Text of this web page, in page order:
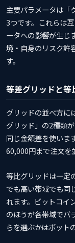
主要パラメータは「
3つです。これらは
ータへの影響が生じ
境・自身のリスク許
す。
等差グリッドと等
グリッドの並べ方に
グリッド」の2種類
同じ金額差を使いま
60,000円まで注文を
等比グリッドは一定
でも高い帯域でも同
れます。ビットコイ
のほうが各帯域でバ
らを選ぶかはボット